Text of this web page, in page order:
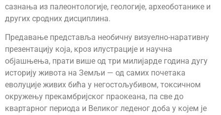
сазнања из палеонтологије, геологије, археоботанике и
других сродних дисциплина.
Предавање представља необичну визуелно-наративну
презентацију која, кроз илустрације и научна
објашњења, прати више од три милијарде година дугу
историју живота на Земљи — од самих почетака
еволуције живих бића у негостољубивом, токсичном
окружењу прекамбријског праокеана, па све до
квартарног периода и Великог леденог доба у којем је